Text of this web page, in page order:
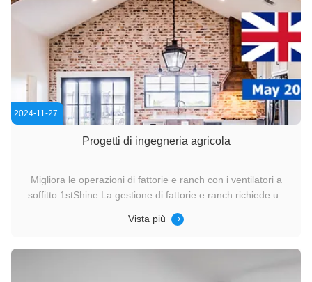
2024-11-27
Progetti di ingegneria agricola
Migliora le operazioni di fattorie e ranch con i ventilatori a
soffitto 1stShine La gestione di fattorie e ranch richiede un
mantenere sani gli animali, conservare i raccolti o mantenere
Vista più